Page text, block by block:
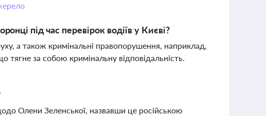
під час перевірок водіїв у Києві?
а також кримінальні правопорушення, наприклад,
тягне за собою кримінальну відповідальність.
Олени Зеленської, назвавши це російською